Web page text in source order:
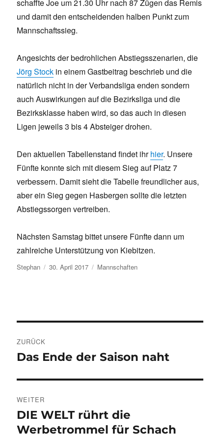
schaffte Joe um 21.30 Uhr nach 87 Zügen das Remis
und damit den entscheidenden halben Punkt zum
Mannschaftssieg.
Angesichts der bedrohlichen Abstiegsszenarien, die
Jörg Stock in einem Gastbeitrag beschrieb und die
natürlich nicht in der Verbandsliga enden sondern
auch Auswirkungen auf die Bezirksliga und die
Bezirksklasse haben wird, so das auch in diesen
Ligen jeweils 3 bis 4 Absteiger drohen.
Den aktuellen Tabellenstand findet ihrhier. Unsere
Fünfte konnte sich mit diesem Sieg auf Platz 7
verbessern. Damit sieht die Tabelle freundlicher aus,
aber ein Sieg gegen Hasbergen sollte die letzten
Abstiegssorgen vertreiben.
Nächsten Samstag bittet unsere Fünfte dann um
zahlreiche Unterstützung von Kiebitzen.
Autor
Stephan Veröffentlicht
am
30. April 2017 Kategorien
Mannschaften
ZURÜCK
Vorheriger
Das Ende der Saison naht
WEITER
Nächster
Beitrag:
DIE WELT rührt die
Werbetrommel für Schach